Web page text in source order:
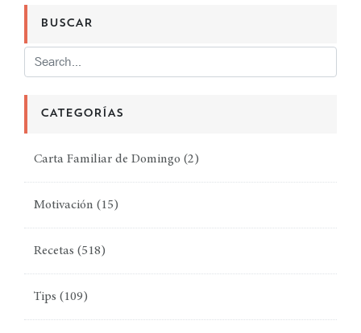
BUSCAR
CATEGORÍAS
Carta Familiar de Domingo (2)
Motivación (15)
Recetas (518)
Tips (109)